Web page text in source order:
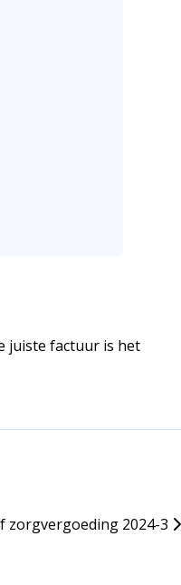
juiste factuur is het
zorgvergoeding 2024-3